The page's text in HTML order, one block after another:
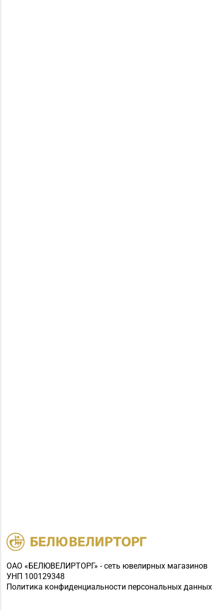
ОАО «БЕЛЮВЕЛИРТОРГ» - сеть ювелирных магазинов
УНП 100129348
Политика конфиденциальности персональных данных